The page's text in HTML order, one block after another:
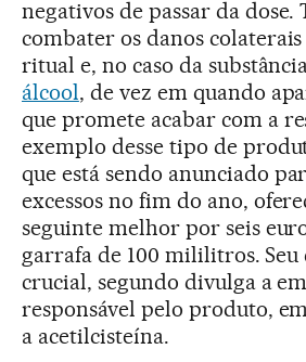
negativos de passar da dose.
combater os danos
ritual e, no caso da
álcool, de vez em quando
que promete acabar com a
exemplo desse tipo de
que está sendo anunciado
excessos no fim do ano,
seguinte melhor por seis
garrafa de 100 mililitros.
crucial, segundo divulga a
responsável pelo produto,
a acetilcisteína.